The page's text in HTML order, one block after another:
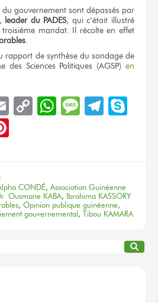
gouvernement sont dépassés par
leader du PADES, qui c’était illustré
mandat. Il récolte en effet
rapport de synthèse du sondage de
des Sciences Politiques (AGSP) en
EmailCopyWhatsApp
Message
CONDÉ, Association Guinéenne
Ousmane KABA, Ibrahima KASSORY
, Opinion publique guinéenne,
gouvernemental, Tibou KAMARA